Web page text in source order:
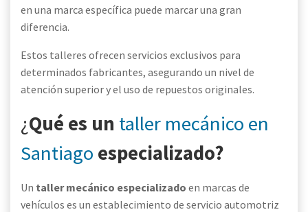
en una marca específica puede marcar una gran
diferencia.
Estos talleres ofrecen servicios exclusivos para
determinados fabricantes, asegurando un nivel de
atención superior y el uso de repuestos originales.
¿Qué es un taller mecánico en
Santiago especializado?
Un taller mecánico especializado en marcas de
vehículos es un establecimiento de servicio automotriz